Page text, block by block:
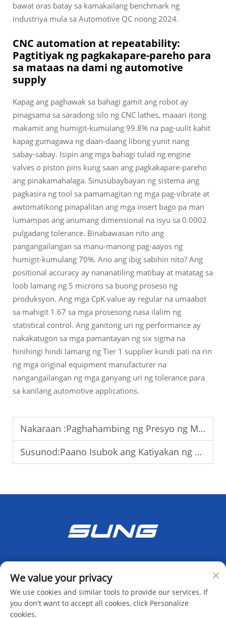
bawat oras batay sa kamakailang benchmark ng
industriya mula sa Automotive QC noong 2024.
CNC automation at repeatability:
Pagtitiyak ng pagkakapare-pareho para
sa mataas na dami ng automotive
supply
Kapag ang paghawak sa bahagi gamit ang robot ay
pinagsama sa saradong silo ng CNC lathes, maaari itong
makamit ang humigit-kumulang 99.8% na pag-uulit kahit
kapag gumagawa ng daan-daang libong yunit nang
sabay-sabay. Isipin ang mga bahagi tulad ng engine
valves o piston pins kung saan ang pagkakapare-pareho
ang pinakamahalaga. Sinusubaybayan ng sistema ang
pagkasira ng tool sa pamamagitan ng mga pag-vibrate at
awtomatikong pinapalitan ang mga insert bago pa man
lumampas ang anumang dimensional na isyu sa 0.0002
pulgadang tolerance. Binabawasan nito ang
pangangailangan sa manu-manong pag-aayos ng
humigit-kumulang 70%. Ano ang ibig sabihin nito? Ang
positional accuracy ay nananatiling matibay at matatag sa
loob lamang ng 5 microns sa buong proseso ng
produksyon. Ang mga CpK value ay regular na umaabot
sa mahigit 1.67 sa mga prosesong nasa ilalim ng
statistical control. Ang ganitong uri ng performance ay
nakakatugon sa mga pamantayan ng six sigma na
hinihingi hindi lamang ng Tier 1 supplier kundi pati na rin
ng mga original equipment manufacturer na
nangangailangan ng mga ganyang uri ng tolerance para
sa kanilang automotive applications.
Nakaraan :Paghahambing ng Presyo ng Maliit na CNC Milling Machine sa Iba't Ibang Merkado
Susunod:Paano Isubok ang Katiyakan ng mga Patayong Sentro ng Pagmamanupaktura
We value your privacy
We use cookies and similar tools to provide our services. If
you don't want to accept all cookies, click Personalize
cookies.